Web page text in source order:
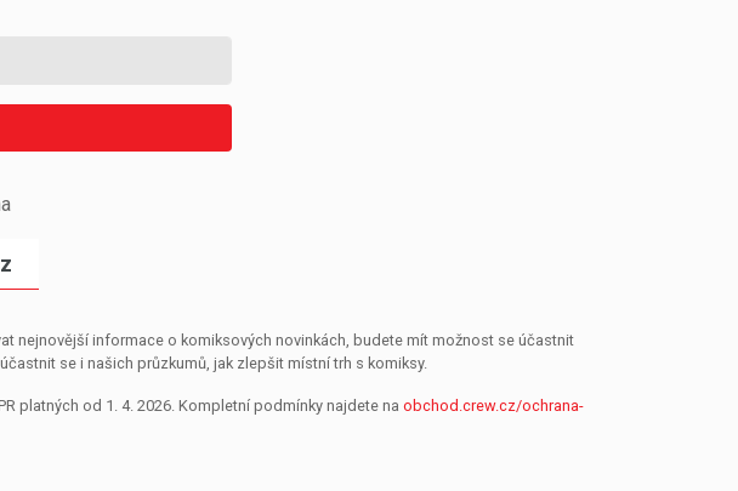
nejnovější informace o komiksových novinkách, budete mít možnost se účastnit
se i našich průzkumů, jak zlepšit místní trh s komiksy.
platných od 1. 4. 2026. Kompletní podmínky najdete na obchod.crew.cz/ochrana-